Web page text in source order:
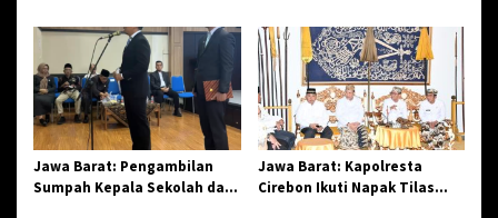
2026
Jangkar Gelar Halal Bi Halal
di Losari
Jawa Barat: Pengambilan
Sumpah Kepala Sekolah dan
Jawa Barat: Kapolresta
Cirebon Ikuti Napak Tilas